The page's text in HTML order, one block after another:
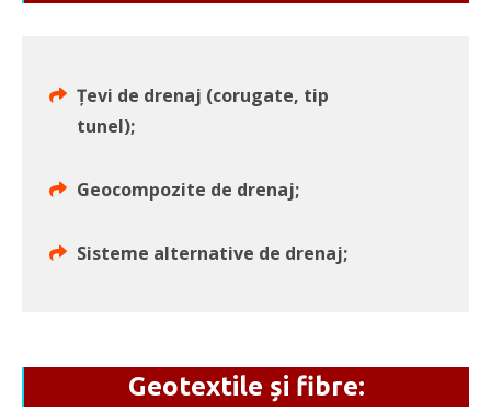
Țevi de drenaj (corugate, tip
tunel);
Geocompozite de drenaj;
Sisteme alternative de drenaj;
Geotextile și fibre: